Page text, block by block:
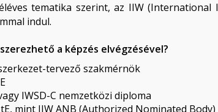
tematika szerint, az IIW
indul.
a képzés elvégzésével?
tervező szakmérnök
IWSD-C nemzetközi diploma
mint IIW ANB (Authorized Nominated Body)